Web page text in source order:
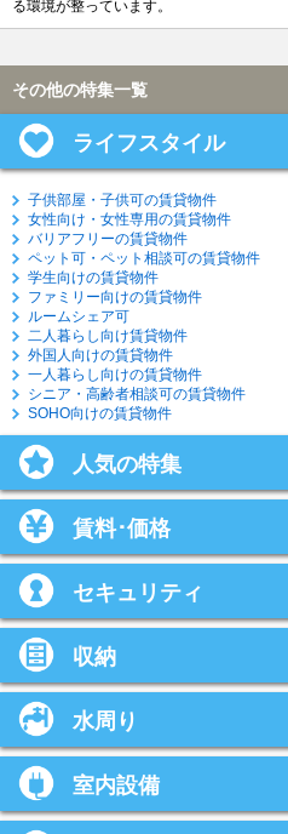
る環境が整っています。
その他の特集一覧
ライフスタイル
子供部屋・子供可の賃貸物件
女性向け・女性専用の賃貸物件
バリアフリーの賃貸物件
ペット可・ペット相談可の賃貸物件
学生向けの賃貸物件
ファミリー向けの賃貸物件
ルームシェア可
二人暮らし向け賃貸物件
外国人向けの賃貸物件
一人暮らし向けの賃貸物件
シニア・高齢者相談可の賃貸物件
SOHO向けの賃貸物件
人気の特集
賃料･価格
セキュリティ
収納
水周り
室内設備